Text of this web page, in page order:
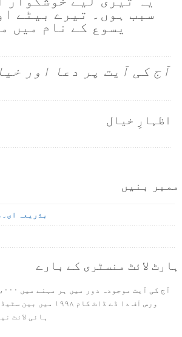
سبب ہوں۔ تیرے بیٹے
یسوع کے نام میں
آج کی آیت پر دعا اور
اظہارِ خیال
ممبر بنیں
بذریعہ
ہارٹ لائٹ منسٹری کے بارے
ہائی لائٹ